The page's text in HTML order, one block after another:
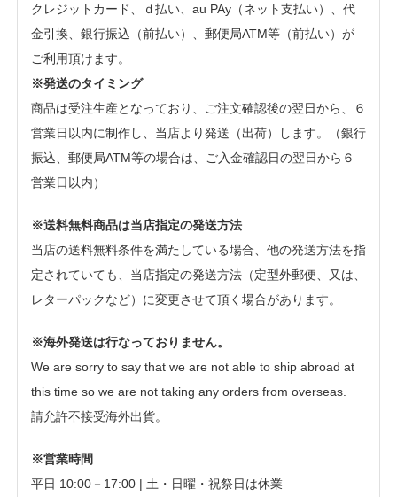
クレジットカード、ｄ払い、au PAy（ネット支払い）、代
金引換、銀行振込（前払い）、郵便局ATM等（前払い）が
ご利用頂けます。
※発送のタイミング
商品は受注生産となっており、ご注文確認後の翌日から、６
営業日以内に制作し、当店より発送（出荷）します。（銀行
振込、郵便局ATM等の場合は、ご入金確認日の翌日から６
営業日以内）
※送料無料商品は当店指定の発送方法
当店の送料無料条件を満たしている場合、他の発送方法を指
定されていても、当店指定の発送方法（定型外郵便、又は、
レターパックなど）に変更させて頂く場合があります。
※海外発送は行なっておりません。
We are sorry to say that we are not able to ship abroad at
this time so we are not taking any orders from overseas.
請允許不接受海外出貨。
※営業時間
平日 10:00－17:00 | 土・日曜・祝祭日は休業